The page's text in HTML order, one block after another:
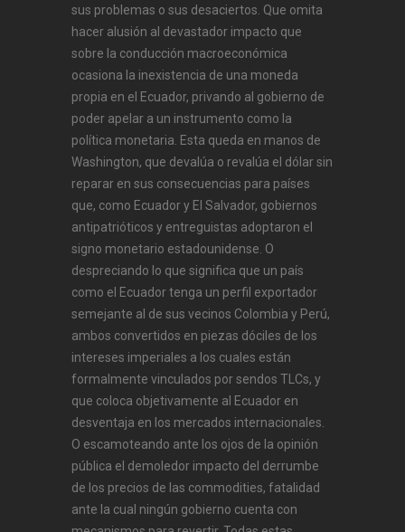
sus problemas o sus desaciertos. Que omita
hacer alusión al devastador impacto que
sobre la conducción macroeconómica
ocasiona la inexistencia de una moneda
propia en el Ecuador, privando al gobierno de
poder apelar a un instrumento como la
política monetaria. Esta queda en manos de
Washington, que devalúa o revalúa el dólar sin
reparar en sus consecuencias para países
que, como Ecuador y El Salvador, gobiernos
antipatrióticos y entreguistas adoptaron el
signo monetario estadounidense. O
despreciando lo que significa que un país
como el Ecuador tenga un perfil exportador
semejante al de sus vecinos Colombia y Perú,
ambos convertidos en piezas dóciles de los
intereses imperiales a los cuales están
formalmente vinculados por sendos TLCs, y
que coloca objetivamente al Ecuador en
desventaja en los mercados internacionales.
O escamoteando ante los ojos de la opinión
pública el demoledor impacto del derrumbe
de los precios de las commodities, fatalidad
ante la cual ningún gobierno cuenta con